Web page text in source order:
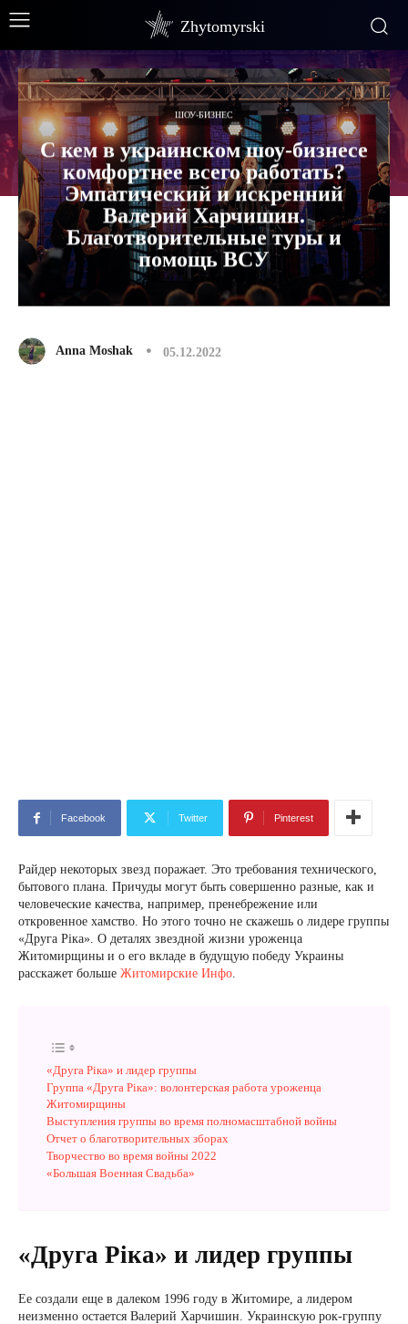
Zhytomyrski
ШОУ-БИЗНЕС
С кем в украинском шоу-бизнесе
комфортнее всего работать?
Эмпатический и искренний
Валерий Харчишин.
Благотворительные туры и
помощь ВСУ
Anna Moshak 05.12.2022
Facebook Twitter Pinterest
Райдер некоторых звезд поражает. Это требования технического,
бытового плана. Причуды могут быть совершенно разные, как и
человеческие качества, например, пренебрежение или
откровенное хамство. Но этого точно не скажешь о лидере группы
«Друга Ріка». О деталях звездной жизни уроженца
Житомирщины и о его вкладе в будущую победу Украины
расскажет больше Житомирские Инфо.
«Друга Ріка» и лидер группы
Группа «Друга Ріка»: волонтерская работа уроженца
Житомирщины
Выступления группы во время полномасштабной войны
Отчет о благотворительных зборах
Творчество во время войны 2022
«Большая Военная Свадьба»
«Друга Ріка» и лидер группы
Ее создали еще в далеком 1996 году в Житомире, а лидером
неизменно остается Валерий Харчишин. Украинскую рок-группу